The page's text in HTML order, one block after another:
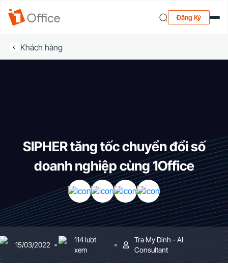
Đăng Ký
Khách hàng
SIPHER tăng tốc chuyển đổi số
doanh nghiệp cùng 1Office
15/03/2022
114 lượt
xem
Tra My Dinh - AI
Consultant